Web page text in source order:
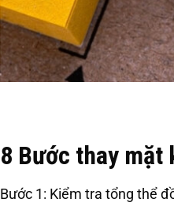
8 Bước thay mặt
Bước 1: Kiểm tra tổng thể